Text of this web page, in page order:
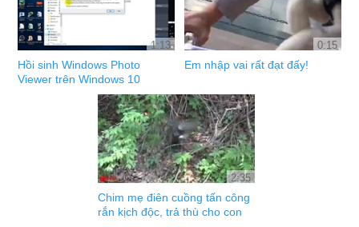
1:13
Hồi sinh Windows Photo
Viewer trên Windows 10
0:15
Em nhập vai rất đạt đấy!
2:35
Chim mẹ điên cuồng tấn công
rắn kịch độc, trả thù cho con